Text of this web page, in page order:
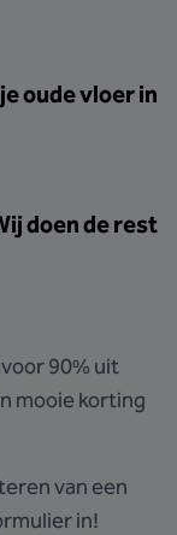
oude vloer in
doen de rest
90% uit
mooie korting
van een
in!